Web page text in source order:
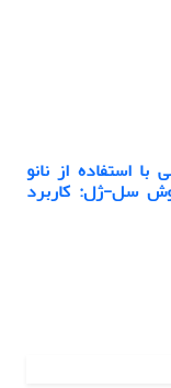
بااستفاده از نانو
سل-ژل: کاربرد